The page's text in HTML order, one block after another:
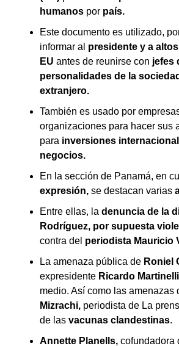
humanos por país.
Este documento es utilizado,
informar al presidente y a
EU antes de reunirse con jefes
personalidades de la
extranjero.
También es usado por
organizaciones para hacer sus
para inversiones
negocios.
En la sección de Panamá, en
expresión, se destacan varias
Entre ellas, la denuncia de la
Rodríguez, por supuesta
contra del periodista Mauricio
La amenaza pública de Roniel
expresidente Ricardo
medio. Así como las amenazas
Mizrachi, periodista de La
de las vacunas clandestinas.
Annette Planells, cofundadora